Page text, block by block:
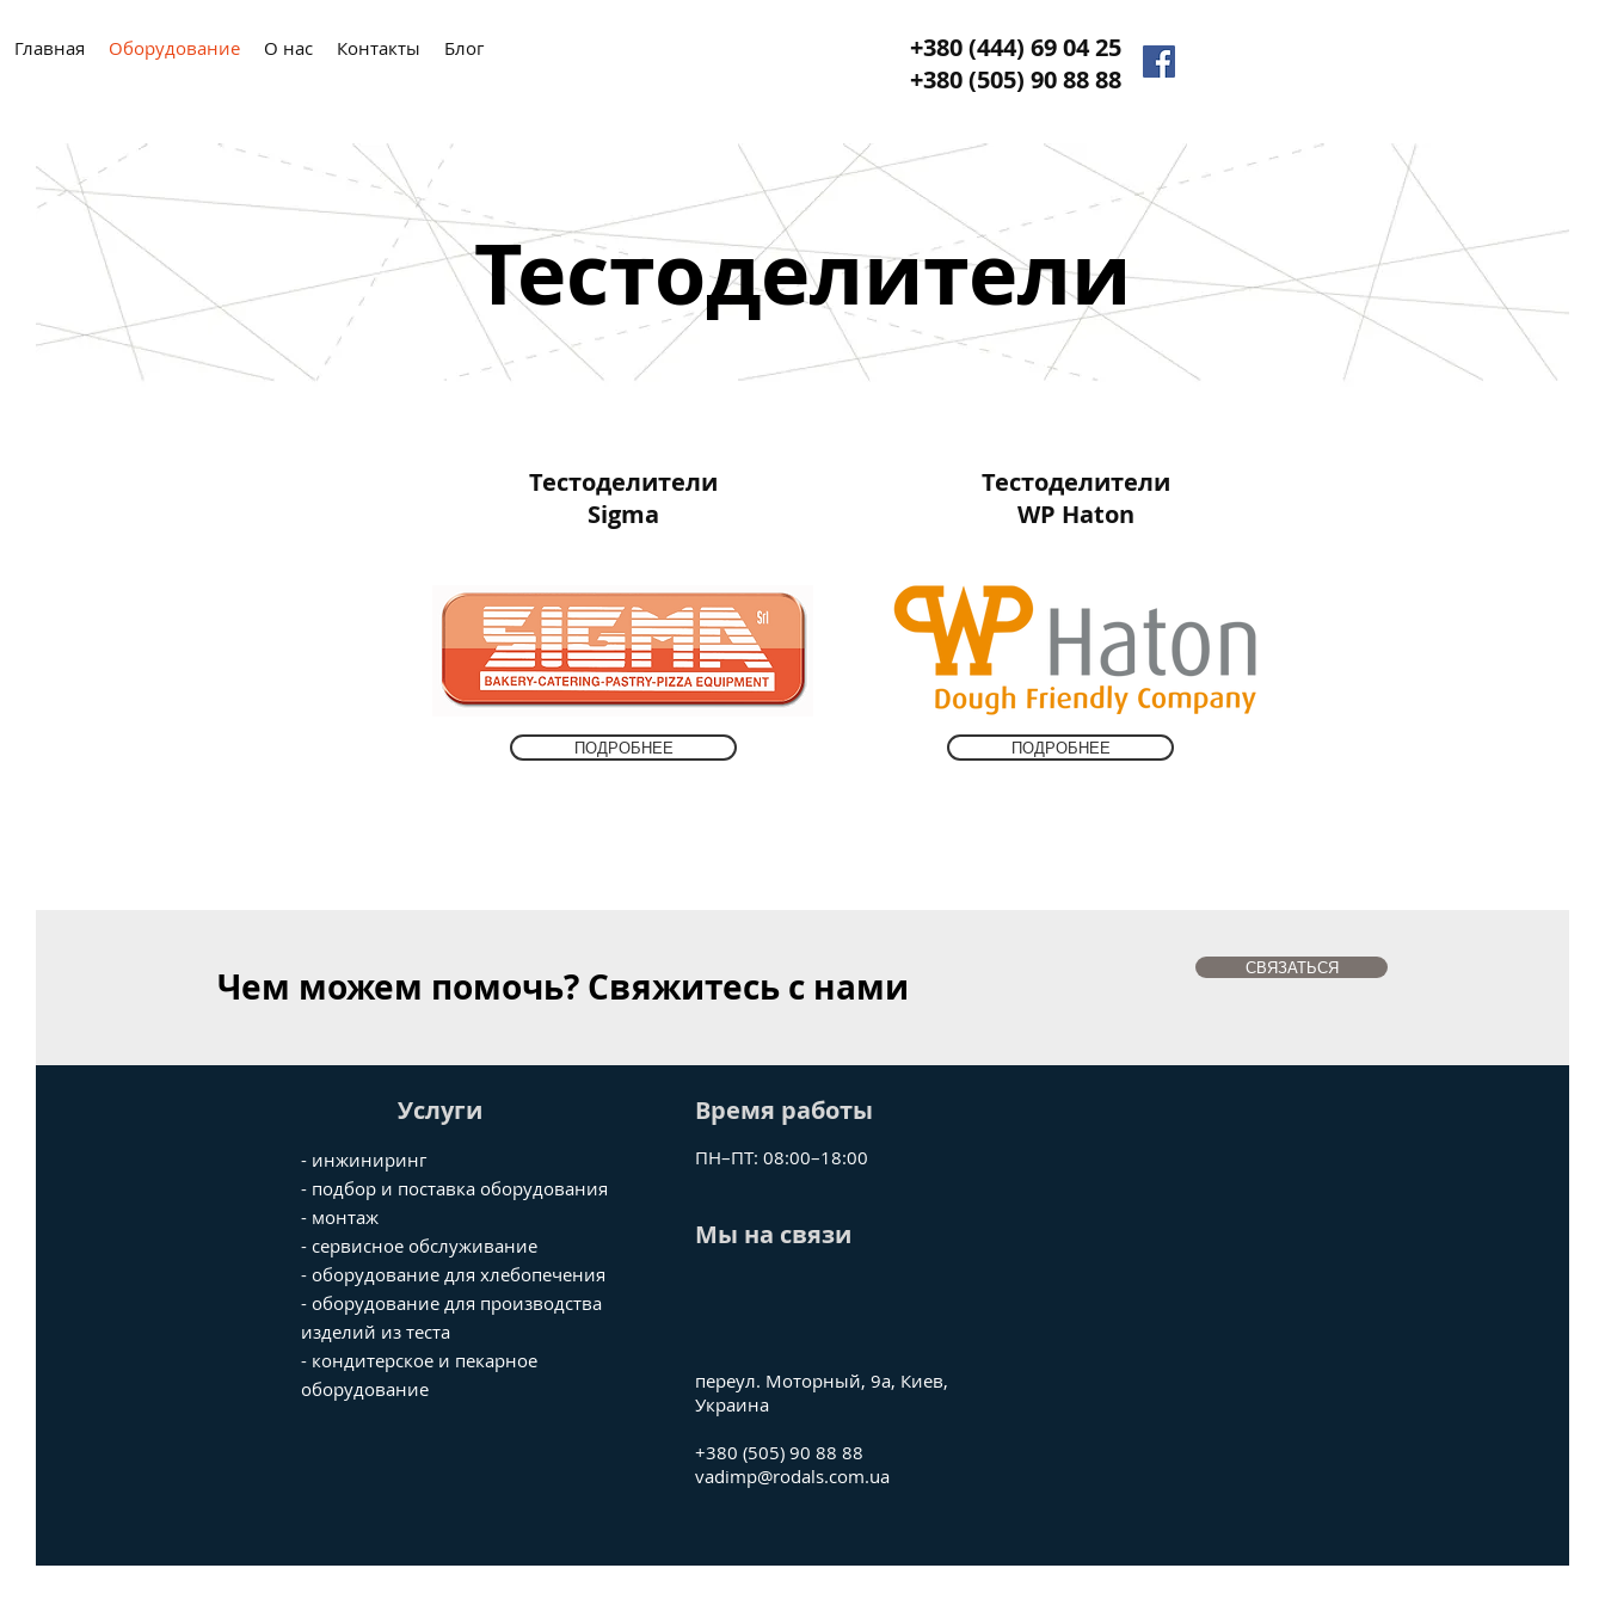
Главная Оборудование О нас Контакты Блог
+380 (444) 69 04 25
+380 (505) 90 88 88
Тестоделители
Тестоделители
Sigma
ПОДРОБНЕЕ
Тестоделители
WP Haton
ПОДРОБНЕЕ
Чем можем помочь? Свяжитесь с нами СВЯЗАТЬСЯ
Услуги
- инжиниринг
- подбор и поставка оборудования
- монтаж
- сервисное обслуживание
- оборудование для хлебопечения
- оборудование для производства
изделий из теста
- кондитерское и пекарное
оборудование
Время работы
ПН–ПТ: 08:00–18:00
Мы на связи
переул. Моторный, 9а, Киев,
Украина
+380 (505) 90 88 88
vadimp@rodals.com.ua